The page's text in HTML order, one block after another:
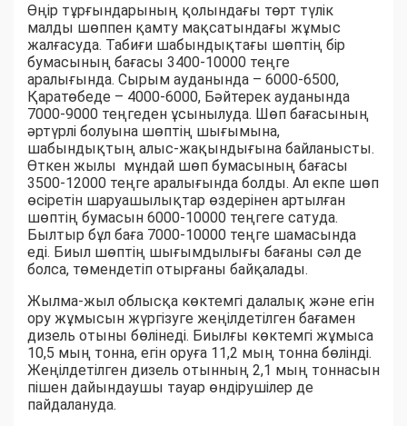
Өңір тұрғындарының қолындағы төрт түлік
малды шөппен қамту мақсатындағы жұмыс
жалғасуда. Табиғи шабындықтағы шөптің бір
бумасының бағасы 3400-10000 теңге
аралығында. Сырым ауданында – 6000-6500,
Қаратөбеде – 4000-6000, Бәйтерек ауданында
7000-9000 теңгеден ұсынылуда. Шөп бағасының
әртүрлі болуына шөптің шығымына,
шабындықтың алыс-жақындығына байланысты.
Өткен жылы мұндай шөп бумасының бағасы
3500-12000 теңге аралығында болды. Ал екпе шөп
өсіретін шаруашылықтар өздерінен артылған
шөптің бумасын 6000-10000 теңгеге сатуда.
Былтыр бұл баға 7000-10000 теңге шамасында
еді. Биыл шөптің шығымдылығы бағаны сәл де
болса, төмендетіп отырғаны байқалады.
Жылма-жыл облысқа көктемгі далалық және егін
ору жұмысын жүргізуге жеңілдетілген бағамен
дизель отыны бөлінеді. Биылғы көктемгі жұмыса
10,5 мың тонна, егін оруға 11,2 мың тонна бөлінді.
Жеңілдетілген дизель отынның 2,1 мың тоннасын
пішен дайындаушы тауар өндірушілер де
пайдалануда.